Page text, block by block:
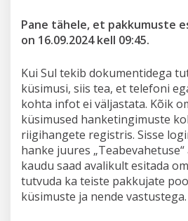
Pane tähele, et pakkumuste
on 16.09.2024 kell 09:45.
Kui Sul tekib dokumentidega
küsimusi, siis tea, et telefoni
kohta infot ei väljastata. Kõik
küsimused hanketingimuste
riigihangete registris. Sisse
hanke juures
kaudu saad avalikult esitada
tutvuda ka teiste pakkujate
küsimuste ja nende vastustega.